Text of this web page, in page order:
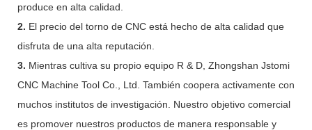
produce en alta calidad.
2. El precio del torno de CNC está hecho de alta calidad que
disfruta de una alta reputación.
3. Mientras cultiva su propio equipo R & D, Zhongshan Jstomi
CNC Machine Tool Co., Ltd. También coopera activamente con
muchos institutos de investigación. Nuestro objetivo comercial
es promover nuestros productos de manera responsable y